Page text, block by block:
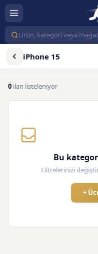
iPhone 15
0 ilan listeleniyor
Bu
Filtrelerinizi
+